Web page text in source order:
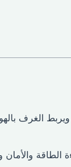
الغرف
والأمان